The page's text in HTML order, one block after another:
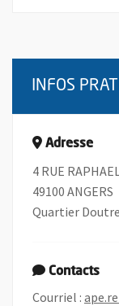
INFOS
Adresse
4 RUE
49100 ANGERS
Quartier
Contacts
Courriel :